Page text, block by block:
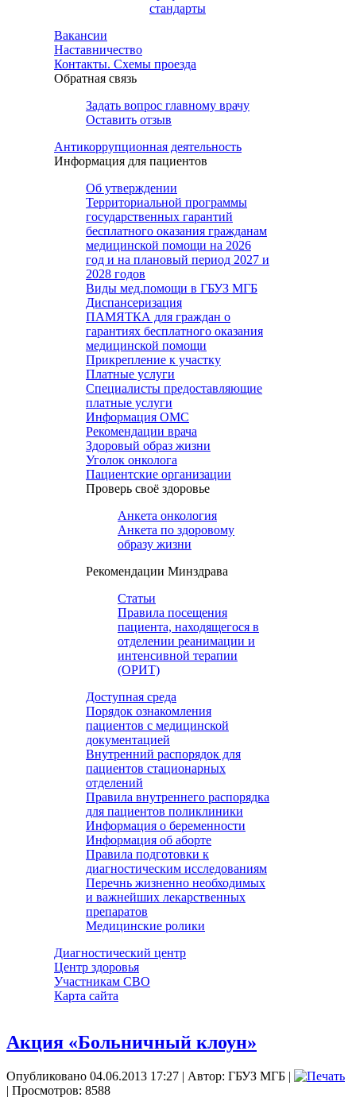
стандарты
Вакансии
Наставничество
Контакты. Схемы проезда
Обратная связь
Задать вопрос главному врачу
Оставить отзыв
Антикоррупционная деятельность
Информация для пациентов
Об утверждении
Территориальной программы
государственных гарантий
бесплатного оказания гражданам
медицинской помощи на 2026
год и на плановый период 2027 и
2028 годов
Виды мед.помощи в ГБУЗ МГБ
Диспансеризация
ПАМЯТКА для граждан о
гарантиях бесплатного оказания
медицинской помощи
Прикрепление к участку
Платные услуги
Специалисты предоставляющие
платные услуги
Информация ОМС
Рекомендации врача
Здоровый образ жизни
Уголок онколога
Пациентские организации
Проверь своё здоровье
Анкета онкология
Анкета по здоровому
образу жизни
Рекомендации Минздрава
Статьи
Правила посещения
пациента, находящегося в
отделении реанимации и
интенсивной терапии
(ОРИТ)
Доступная среда
Порядок ознакомления
пациентов с медицинской
документацией
Внутренний распорядок для
пациентов стационарных
отделений
Правила внутреннего распорядка
для пациентов поликлиники
Информация о беременности
Информация об аборте
Правила подготовки к
диагностическим исследованиям
Перечнь жизненно необходимых
и важнейших лекарственных
препаратов
Медицинские ролики
Диагностический центр
Центр здоровья
Участникам СВО
Карта сайта
Акция «Больничный клоун»
Опубликовано 04.06.2013 17:27 | Автор: ГБУЗ МГБ |
| Просмотров: 8588